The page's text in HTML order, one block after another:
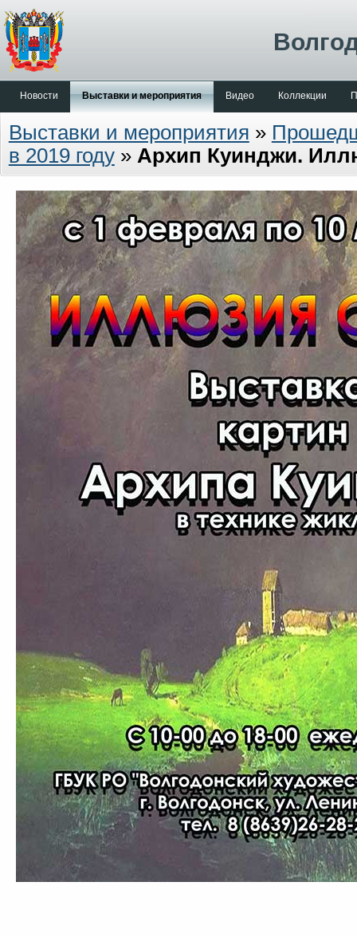
Новости Выставки и мероприятия Видео Коллекции
Выставки и мероприятия »
в 2019 году» Архип Куинджи.